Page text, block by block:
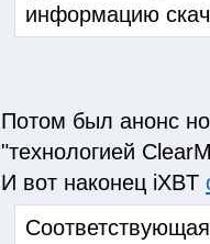
информацию
Потом был анонс
"технологией
И вот наконец iXBT